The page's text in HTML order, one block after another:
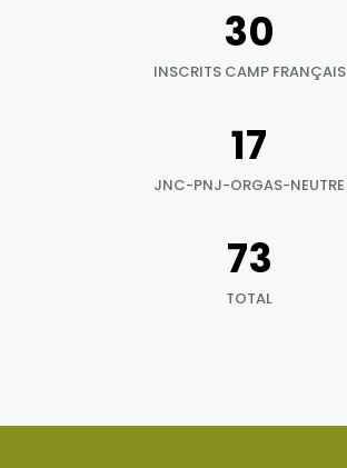
33
INSCRITS CAMP FRANÇAIS
19
JNC-PNJ-ORGAS-NEUTRE
81
TOTAL